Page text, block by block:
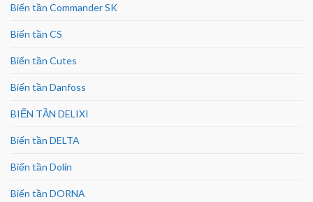
Biến tần Commander SK
Biến tần CS
Biến tần Cutes
Biến tần Danfoss
BIẾN TẦN DELIXI
Biến tần DELTA
Biến tần Dolin
Biến tần DORNA